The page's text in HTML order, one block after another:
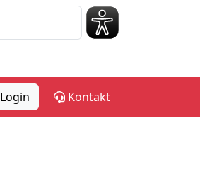
Login Kontakt